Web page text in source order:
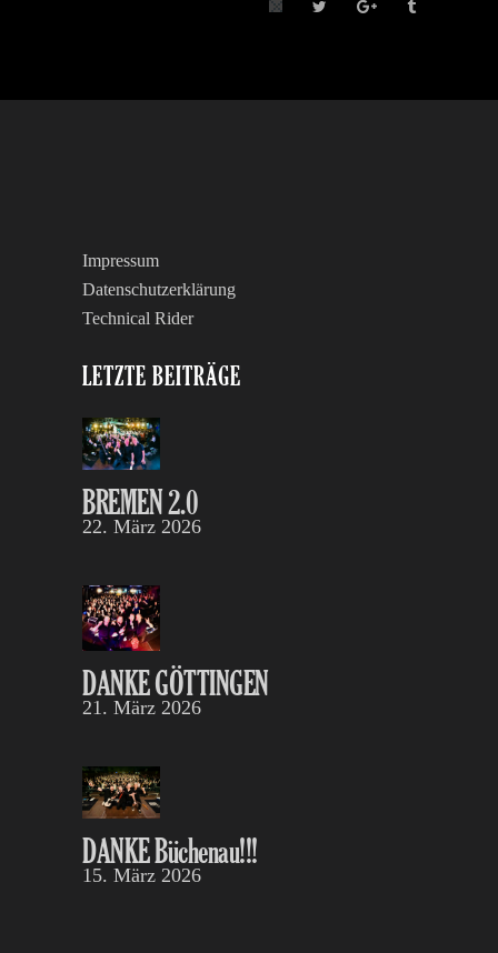
Impressum
Datenschutzerklärung
Technical Rider
LETZTE BEITRÄGE
BREMEN 2.0
22. März 2026
DANKE GÖTTINGEN
21. März 2026
DANKE Büchenau!!!
15. März 2026